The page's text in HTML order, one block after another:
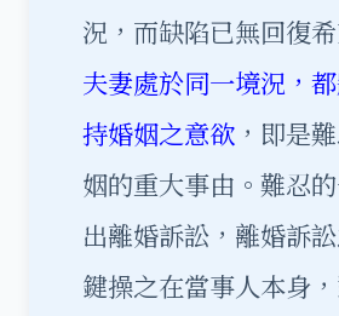
況，而缺陷已無回復希
夫妻處於同一境況，
持婚姻之意欲 ，即是
姻的重大事由。難忍
出離婚訴訟，離婚訴
鍵操之在當事人本身